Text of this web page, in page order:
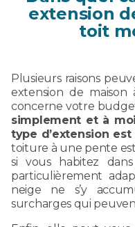
extension
toit
Plusieurs raisons
extension de
concerne votre
simplement et à
type d’extension
toiture à une pente
si vous habitez
particulièrement
neige ne s’y
surcharges qui